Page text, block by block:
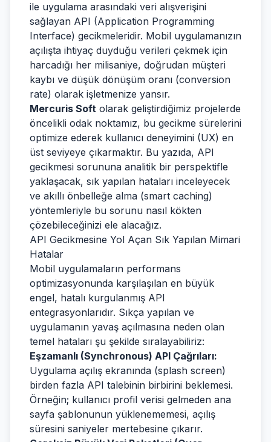
ile uygulama arasındaki veri alışverişini
sağlayan API (Application Programming
Interface) gecikmeleridir. Mobil uygulamanızın
açılışta ihtiyaç duyduğu verileri çekmek için
harcadığı her milisaniye, doğrudan müşteri
kaybı ve düşük dönüşüm oranı (conversion
rate) olarak işletmenize yansır.
Mercuris Soft olarak geliştirdiğimiz projelerde
öncelikli odak noktamız, bu gecikme sürelerini
optimize ederek kullanıcı deneyimini (UX) en
üst seviyeye çıkarmaktır. Bu yazıda, API
gecikmesi sorununa analitik bir perspektifle
yaklaşacak, sık yapılan hataları inceleyecek
ve akıllı önbelleğe alma (smart caching)
yöntemleriyle bu sorunu nasıl kökten
çözebileceğinizi ele alacağız.
API Gecikmesine Yol Açan Sık Yapılan Mimari
Hatalar
Mobil uygulamaların performans
optimizasyonunda karşılaşılan en büyük
engel, hatalı kurgulanmış API
entegrasyonlarıdır. Sıkça yapılan ve
uygulamanın yavaş açılmasına neden olan
temel hataları şu şekilde sıralayabiliriz:
Eşzamanlı (Synchronous) API Çağrıları:
Uygulama açılış ekranında (splash screen)
birden fazla API talebinin birbirini beklemesi.
Örneğin; kullanıcı profil verisi gelmeden ana
sayfa şablonunun yüklenememesi, açılış
süresini saniyeler mertebesine çıkarır.